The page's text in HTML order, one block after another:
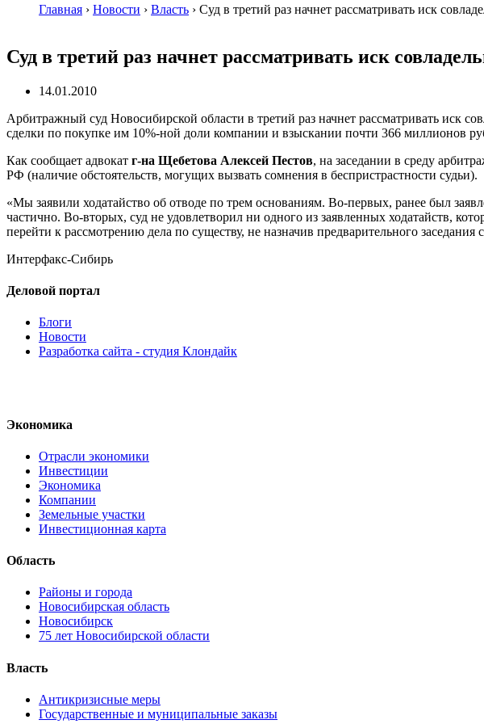
Главная › Новости › Власть › Суд в третий раз начнет рассматривать иск
Суд в третий раз начнет рассматривать иск
14.01.2010
Арбитражный суд Новосибирской области в третий раз начнет рассматривать иск
сделки по покупке им 10%-ной доли компании и взыскании почти 366 миллионов
Как сообщает адвокат г-на Щебетова Алексей Пестов, на заседании в среду
РФ (наличие обстоятельств, могущих вызвать сомнения в беспристрастности судьи).
«Мы заявили ходатайство об отводе по трем основаниям. Во-первых, ранее был
частично. Во-вторых, суд не удовлетворил ни одного из заявленных ходатайств,
перейти к рассмотрению дела по существу, не назначив предварительного
Интерфакс-Сибирь
Деловой портал
Блоги
Новости
Разработка сайта - студия Клондайк
Экономика
Отрасли экономики
Инвестиции
Экономика
Компании
Земельные участки
Инвестиционная карта
Область
Районы и города
Новосибирская область
Новосибирск
75 лет Новосибирской области
Власть
Антикризисные меры
Государственные и муниципальные заказы